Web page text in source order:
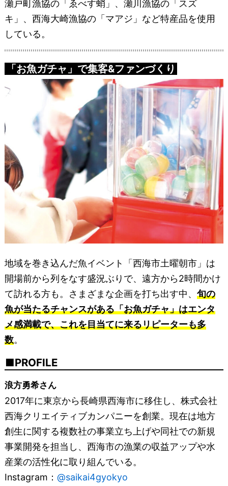
瀬戸町漁協の「ゑべす蛸」、瀬川漁協の「スズ
キ」、西海大崎漁協の「マアジ」など特産品を使用
している。
「お魚ガチャ」で集客&ファンづくり
地域を巻き込んだ魚イベント「西海市土曜朝市」は
開場前から列をなす盛況ぶりで、遠方から2時間かけ
て訪れる方も。さまざまな企画を打ち出す中、 旬の
魚が当たるチャンスがある「お魚ガチャ」はエンタ
メ感満載で、これを目当てに来るリピーターも多
数。
PROFILE
浪方勇希さん
2017年に東京から長崎県西海市に移住し、株式会社
西海クリエイティブカンパニーを創業。現在は地方
創生に関する複数社の事業立ち上げや同社での新規
事業開発を担当し、西海市の漁業の収益アップや水
産業の活性化に取り組んでいる。
Instagram： @saikai4gyokyo